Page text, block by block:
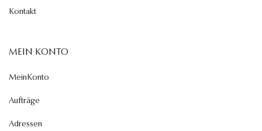
Kontakt
MEIN KONTO
MeinKonto
Aufträge
Adressen